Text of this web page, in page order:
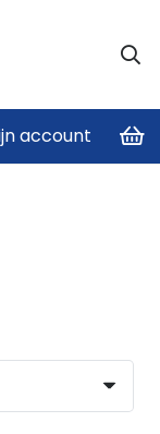
account
/ Luggage